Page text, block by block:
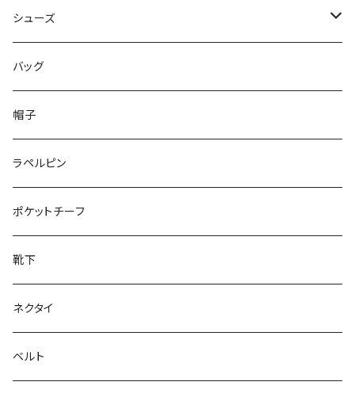
50/XL～
48/L
50/XL～
46/M
48/L
50/XL～
～44/S
46/M
48/L
50/XL～
シューズ
～25.5cm
26cm～
27cm～
28cm～
バッグ
帽子
ラペルピン
ポケットチーフ
靴下
ネクタイ
ベルト